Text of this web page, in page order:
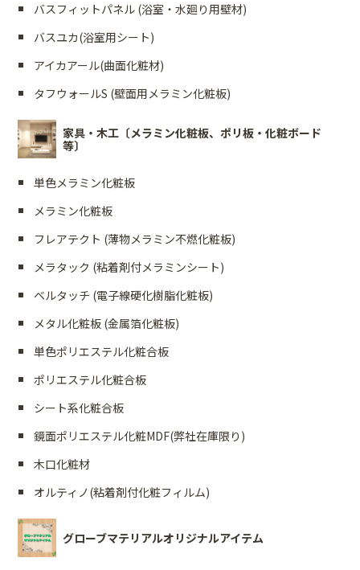
バスフィットパネル (浴室・水廻り用壁材)
バスユカ(浴室用シート)
アイカアール(曲面化粧材)
タフウォールS (壁面用メラミン化粧板)
家具・木工〔メラミン化粧板、ポリ板・化粧ボード
等〕
単色メラミン化粧板
メラミン化粧板
フレアテクト (薄物メラミン不燃化粧板)
メラタック (粘着剤付メラミンシート)
ベルタッチ (電子線硬化樹脂化粧板)
メタル化粧板 (金属箔化粧板)
単色ポリエステル化粧合板
ポリエステル化粧合板
シート系化粧合板
鏡面ポリエステル化粧MDF(弊社在庫限り)
木口化粧材
オルティノ(粘着剤付化粧フィルム)
グローブマテリアルオリジナルアイテム